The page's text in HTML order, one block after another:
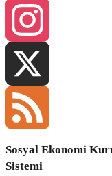
Facebook
Instagram
X
Feed
Sosyal Ekonomi
Sistemi